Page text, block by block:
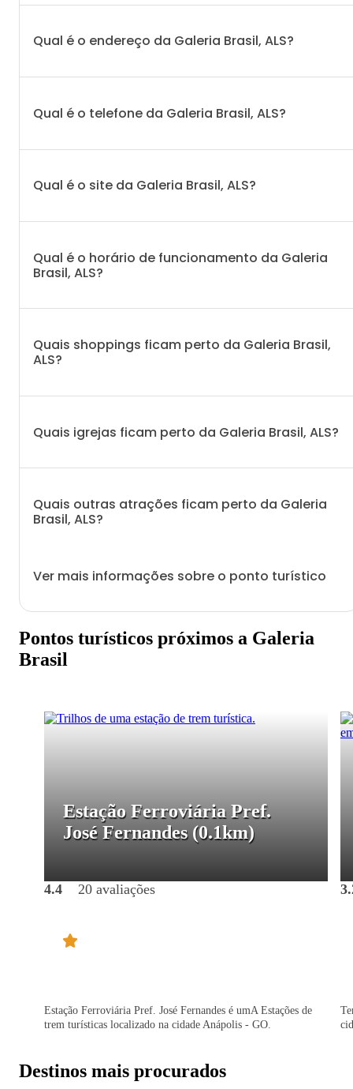
Qual é o endereço da Galeria Brasil, ALS?
Qual é o telefone da Galeria Brasil, ALS?
Qual é o site da Galeria Brasil, ALS?
Qual é o horário de funcionamento da Galeria
Brasil, ALS?
Quais shoppings ficam perto da Galeria Brasil,
ALS?
Quais igrejas ficam perto da Galeria Brasil, ALS?
Quais outras atrações ficam perto da Galeria
Brasil, ALS?
Ver mais informações sobre o ponto turístico
Pontos turísticos próximos a Galeria
Brasil
Estação Ferroviária Pref.
José Fernandes (0.1km)
4.4 20 avaliações
Estação Ferroviária Pref. José Fernandes é umA Estações de
trem turísticas localizado na cidade Anápolis - GO.
Destinos mais procurados